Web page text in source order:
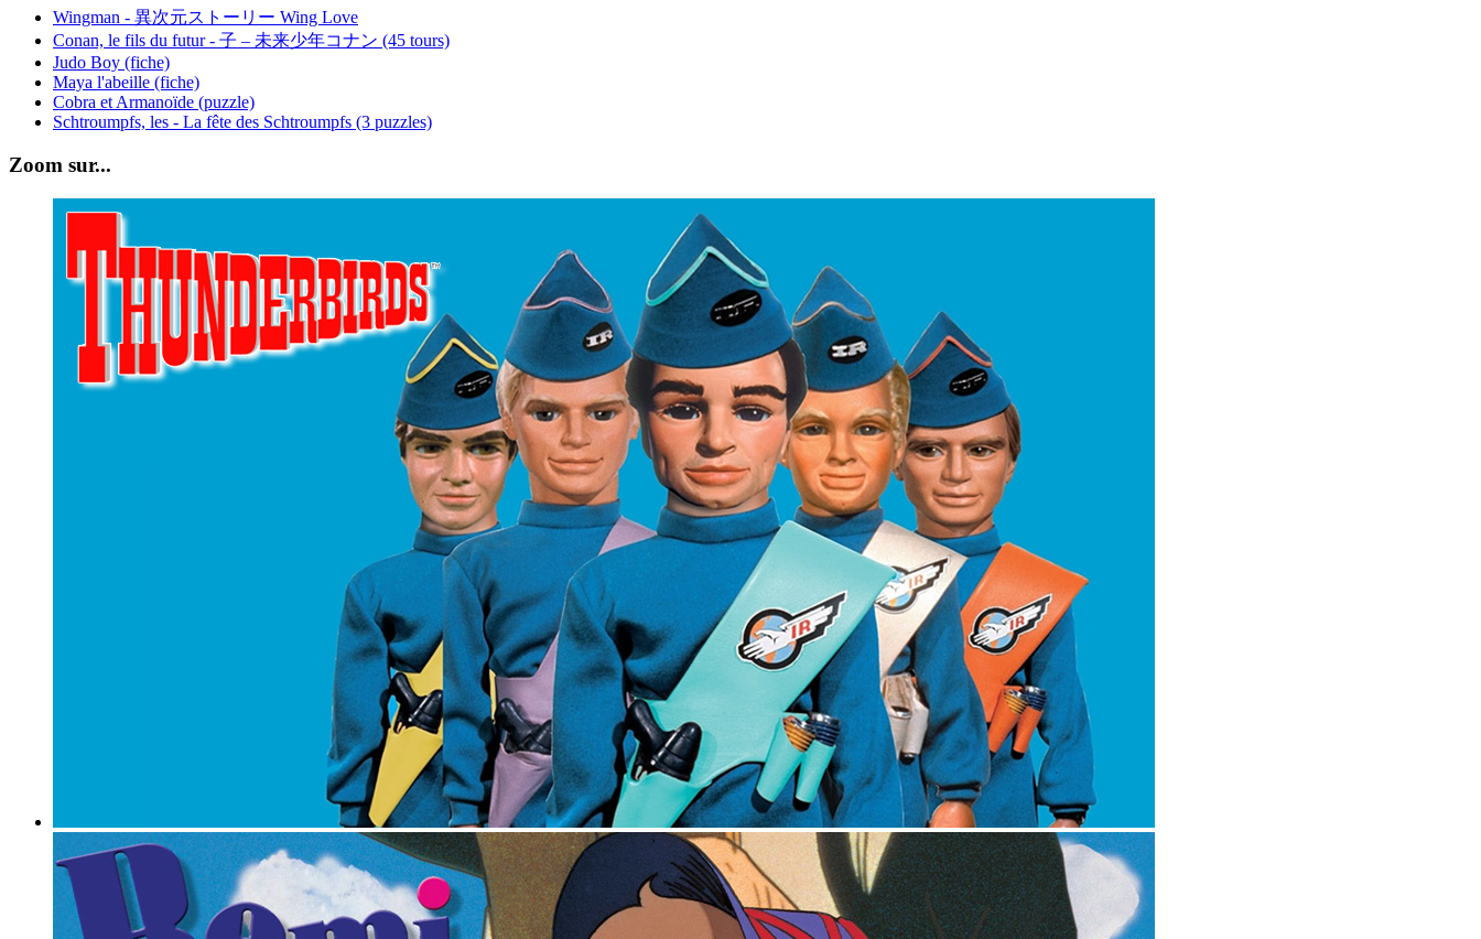
Wingman - 異次元ストーリー Wing Love
Conan, le fils du futur - 子 – 未来少年コナン (45 tours)
Judo Boy (fiche)
Maya l'abeille (fiche)
Cobra et Armanoïde (puzzle)
Schtroumpfs, les - La fête des Schtroumpfs (3 puzzles)
Zoom sur...